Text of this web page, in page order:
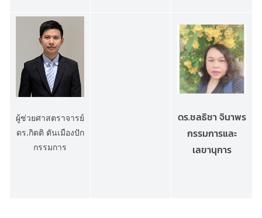
ผู้ช่วยศาสตราจารย์
ดร.กิตติ ตันเมืองปัก
กรรมการ
ดร.ชลธิชา จินาพร
กรรมการและ
เลขานุการ